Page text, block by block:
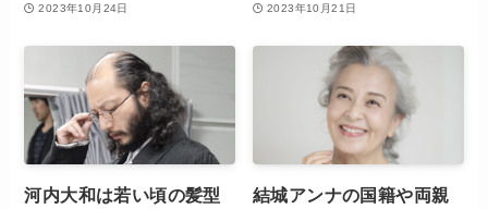
2023年10月24日 2023年10月21日
河内大和は若い頃の髪型
結城アンナの国籍や両親